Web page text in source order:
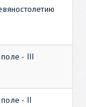
- III
- II